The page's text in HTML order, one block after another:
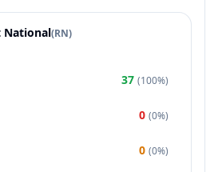
National(RN)
37 (100%)
0 (0%)
0 (0%)